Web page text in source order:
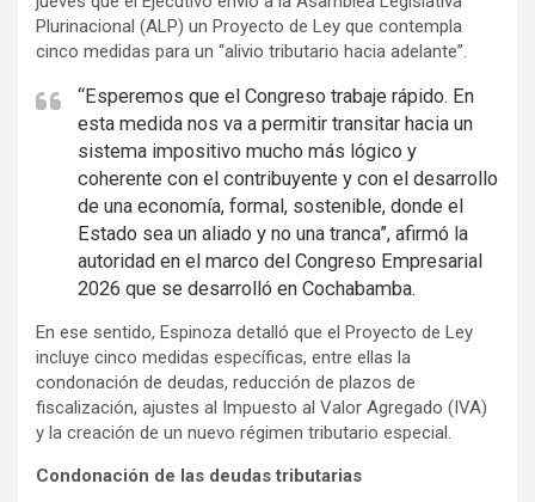
Plurinacional (ALP) un Proyecto de Ley que contempla
cinco medidas para un “alivio tributario hacia adelante”.
“Esperemos que el Congreso trabaje rápido. En
esta medida nos va a permitir transitar hacia un
sistema impositivo mucho más lógico y
coherente con el contribuyente y con el desarrollo
de una economía, formal, sostenible, donde el
Estado sea un aliado y no una tranca”, afirmó la
autoridad en el marco del Congreso Empresarial
2026 que se desarrolló en Cochabamba.
En ese sentido, Espinoza detalló que el Proyecto de Ley
incluye cinco medidas específicas, entre ellas la
condonación de deudas, reducción de plazos de
fiscalización, ajustes al Impuesto al Valor Agregado (IVA)
y la creación de un nuevo régimen tributario especial.
Condonación de las deudas tributarias